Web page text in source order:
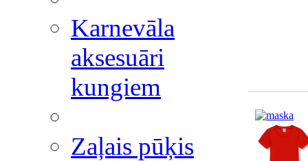
Karnevāla
aksesuāri
kungiem
Zaļais pūķis